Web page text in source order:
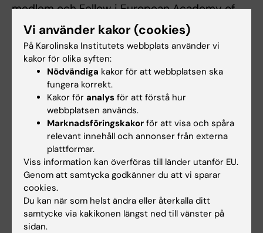
medlem och Fellow i European Academy of
Cancer Sciences (EACS).
Jonas Bergh har varit extern expert för
European Medicines Agency (EMA) sedan
2004 och var medlem i Scientific Advisory
Group (Oncology-Haematology) fram till 2021,
inklusive som Acting Chair 2016–2021. Han
har även varit vetenskaplig rådgivare för
Läkemedelsverket samt vid enstaka tillfällen
för den amerikanska läkemedelsmyndigheten
FDA. År 2012 utsågs han till Fellow vid Royal
College of Physicians (London) och har varit
gästprofessor vid University of Oxford sedan
2017.
Vi använder kakor (cookies)
På Karolinska Institutets webbplats använder vi
kakor för olika syften:
Nödvändiga kakor för att webbplatsen ska
fungera korrekt.
Kakor för analys för att förstå hur
webbplatsen används.
Marknadsföringskakor för att visa och spåra
relevant innehåll och annonser från externa
plattformar.
Viss information kan överföras till länder utanför EU.
Genom att samtycka godkänner du att vi sparar
cookies.
Du kan när som helst ändra eller återkalla ditt
samtycke via kakikonen längst ned till vänster på
sidan.